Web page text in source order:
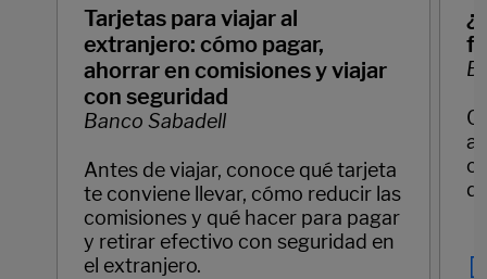
Tarjetas para viajar al
extranjero: cómo pagar,
ahorrar en comisiones y viajar
con seguridad
Banco Sabadell
Antes de viajar, conoce qué tarjeta
te conviene llevar, cómo reducir las
comisiones y qué hacer para pagar
y retirar efectivo con seguridad en
el extranjero.